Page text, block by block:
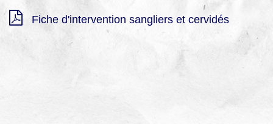
Fiche d'intervention sangliers et cervidés